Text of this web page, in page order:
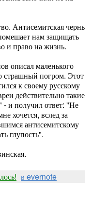
Антисемитская чернь
нам защищать
и право на жизнь.
описал маленького
страшный погром. Этот
к своему русскому
действительно такие
- и получил ответ: "Не
хочется, вслед за
антисемитскому
глупость".
в evernote